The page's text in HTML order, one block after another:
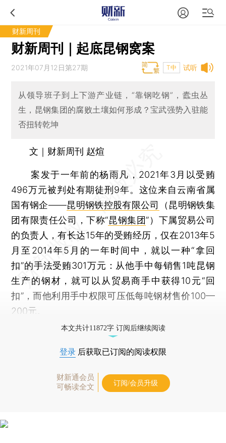
财新周刊
财新周刊｜起底昆钢窝案
试听
2021年07月12日第27期 T中
从领导班子到上下游产业链，“靠钢吃钢”，蠹虫丛
生，昆钢集团的腐败土壤如何形成？宝武强势入驻能
否扭转乾坤
文｜财新周刊 赵煊
案发于一年前的杨雨凡，2021年3月以受贿
496万元被判处有期徒刑9年。这位来自云南省属
国有钢企——昆明钢铁控股有限公司
（昆明钢铁集
团有限责任公司，下称“昆钢集团”）下属贸易公司
的负责人，有长达15年的受贿经历，仅在2013年5
月至2014年5月的一年时间中，就以一种“拿回
扣”的手法受贿301万元：从他手中每销售1吨昆钢
生产的钢材，就可以从贸易商手中获得10元“回
扣”，而他利用手中权限可压低每吨钢材售价100—
200元。
本文共计11872字 订阅后继续阅读
登录 后获取已订阅的阅读权限
财新通会员
可畅读全文
订阅/会员升级